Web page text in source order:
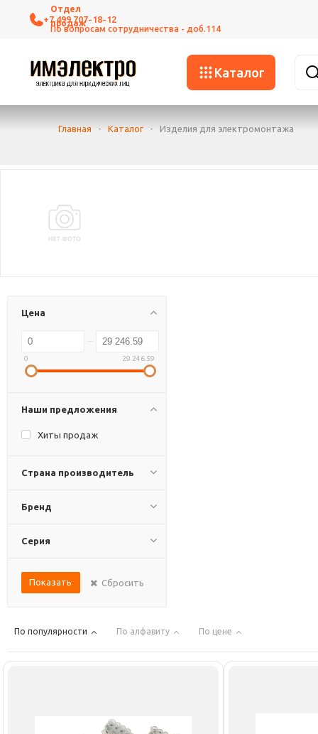
+7 499 707-18-12
Каталог
Главная - Каталог - Изделия для электромонтажа
Цена
0 29 246.59
Наши предложения
Хиты продаж
Страна производитель
Бренд
Серия
Показать Сбросить
По популярности По алфавиту По цене